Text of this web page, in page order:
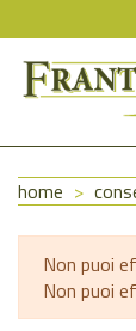
home
Non puoi
Non puoi